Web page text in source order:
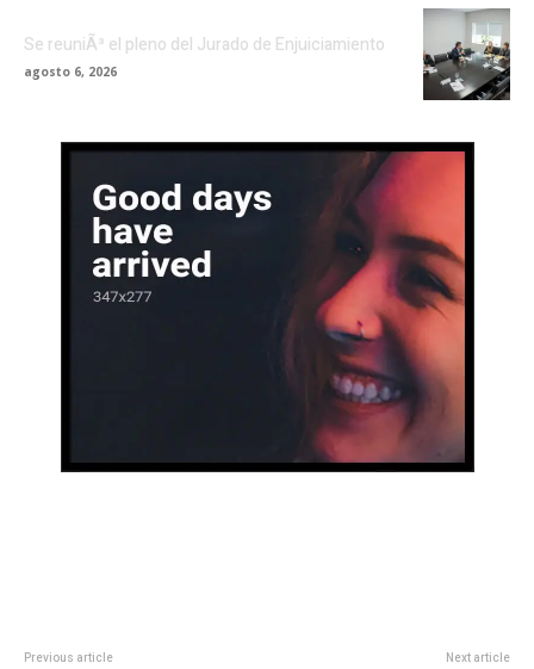
Se reuniÃ³ el pleno del Jurado de Enjuiciamiento
agosto 6, 2026
Previous article Next article